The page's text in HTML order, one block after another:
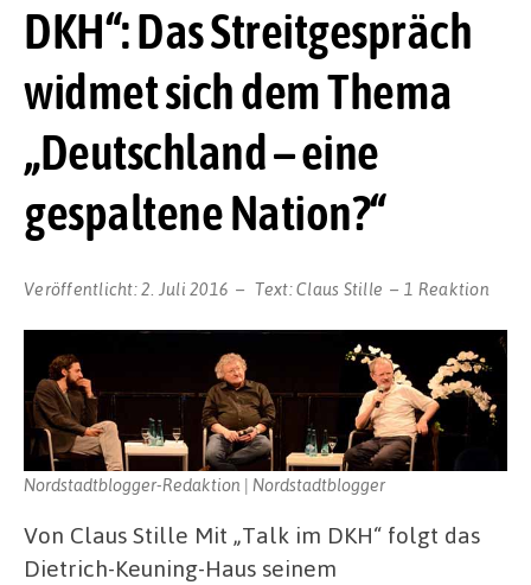
DKH“: Das Streitgespräch
widmet sich dem Thema
„Deutschland – eine
gespaltene Nation?“
Veröffentlicht:2. Juli 2016 Text:Claus Stille 1 Reaktion
Nordstadtblogger-Redaktion | Nordstadtblogger
Von Claus Stille Mit „Talk im DKH“ folgt das
Dietrich-Keuning-Haus seinem